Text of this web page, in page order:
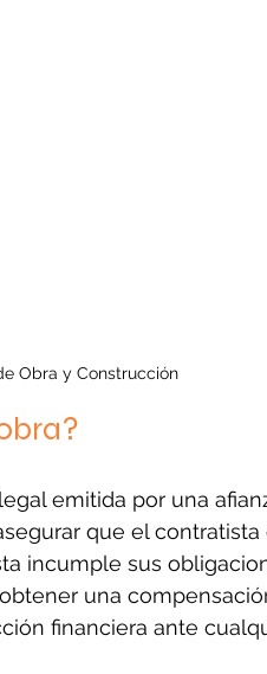
emitida por una
que el
incumple sus
una
financiera ante